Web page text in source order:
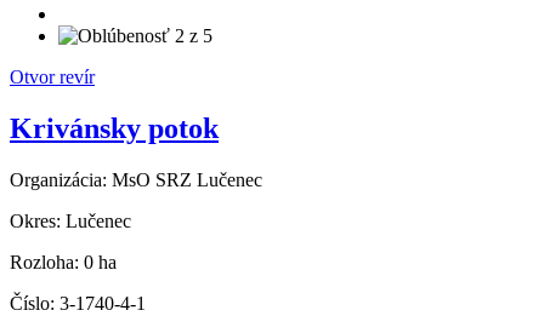
Otvor revír
Krivánsky potok
Organizácia: MsO SRZ Lučenec
Okres: Lučenec
Rozloha: 0 ha
Číslo: 3-1740-4-1